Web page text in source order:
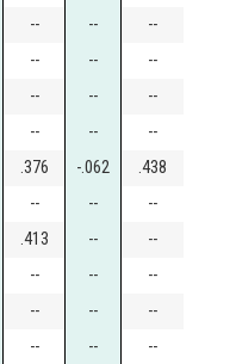
-- -- --
-- -- --
-- -- --
-- -- --
.376 -.062 .438
-- -- --
.413 -- --
-- -- --
-- -- --
-- -- --